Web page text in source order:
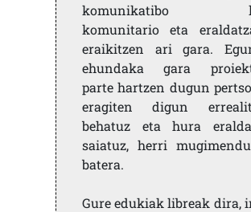
komunikatibo
komunitario eta
eraikitzen ari gara.
ehundaka gara
parte hartzen dugun
eragiten digun
behatuz eta hura
saiatuz, herri
batera.
Gure edukiak libreak dira,